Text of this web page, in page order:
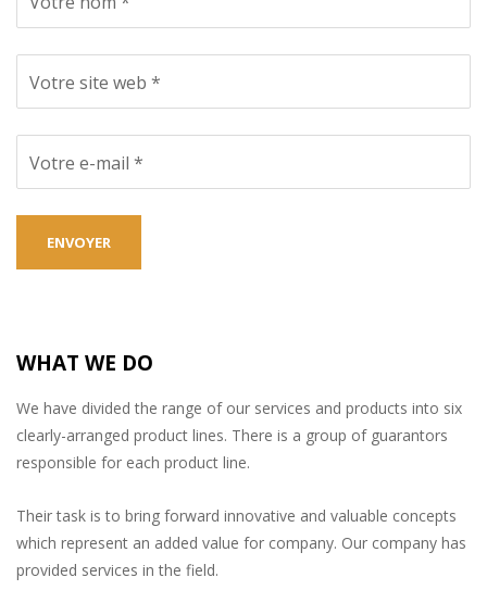
Votre site web *
Votre e-mail *
WHAT WE DO
We have divided the range of our services and products into six
clearly-arranged product lines. There is a group of guarantors
responsible for each product line.
Their task is to bring forward innovative and valuable concepts
which represent an added value for company. Our company has
provided services in the field.